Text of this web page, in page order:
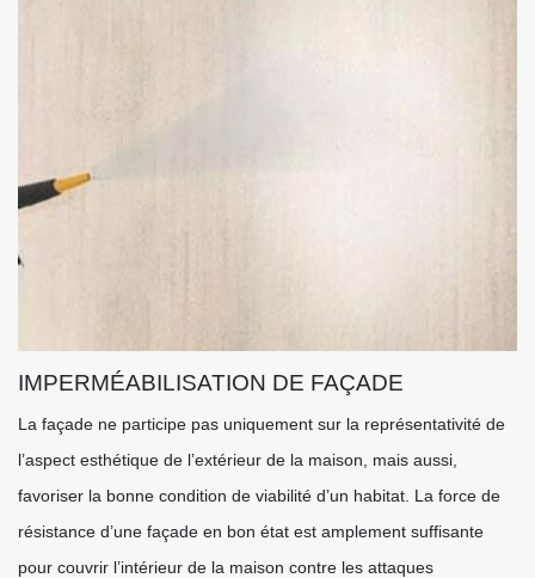
IMPERMÉABILISATION DE FAÇADE
La façade ne participe pas uniquement sur la représentativité de
l’aspect esthétique de l’extérieur de la maison, mais aussi,
favoriser la bonne condition de viabilité d’un habitat. La force de
résistance d’une façade en bon état est amplement suffisante
pour couvrir l’intérieur de la maison contre les attaques